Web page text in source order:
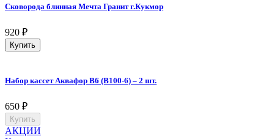
Сковорода блинная Мечта Гранит г.Кукмор
920 ₽
Купить
Набор касcет Аквафор B6 (В100-6) – 2 шт.
650 ₽
Купить
АКЦИИ